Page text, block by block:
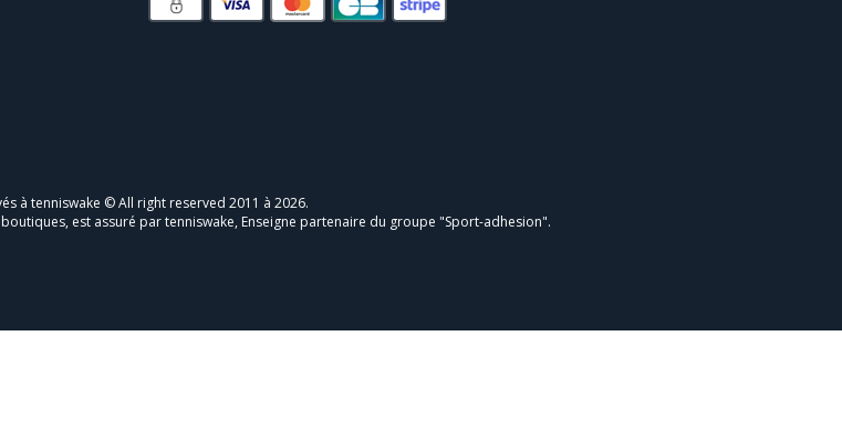
à tenniswake © All right reserved 2011 à 2026.
est assuré par tenniswake, Enseigne partenaire du groupe "Sport-adhesion".